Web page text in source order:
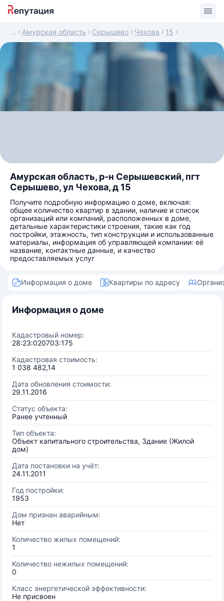
Амурская область Серышево Чехова 15
Амурская область, р-н Серышевский, пгт
Серышево, ул Чехова, д 15
Получите подробную информацию о доме, включая:
общее количество квартир в здании, наличие и список
организаций или компаний, расположенных в доме,
детальные характеристики строения, такие как год
постройки, этажность, тип конструкции и использованные
материалы, информация об управляющей компании: её
название, контактные данные, и качество
предоставляемых услуг
Информация о доме Квартиры по адресу
Информация о доме
Кадастровый номер:
28:23:020703:175
Кадастровая стоимость:
1 038 482,14
Дата обновления стоимости:
29.11.2016
Статус объекта:
Ранее учтенный
Тип объекта:
Объект капитального строительства, Здание (Жилой
дом)
Дата постановки на учёт:
24.11.2011
Год постройки:
1953
Дом признан аварийным:
Нет
Количество жилых помещений:
1
Количество нежилых помещений:
0
Класс энергетической эффективности:
Не присвоен